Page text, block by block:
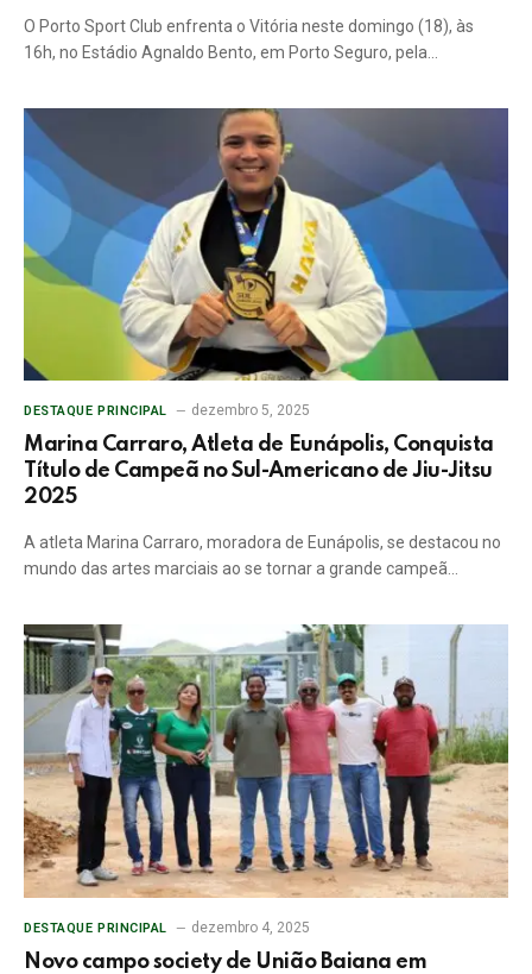
O Porto Sport Club enfrenta o Vitória neste domingo (18), às
16h, no Estádio Agnaldo Bento, em Porto Seguro, pela…
DESTAQUE PRINCIPAL dezembro 5, 2025
Marina Carraro, Atleta de Eunápolis, Conquista
Título de Campeã no Sul-Americano de Jiu-Jitsu
2025
A atleta Marina Carraro, moradora de Eunápolis, se destacou no
mundo das artes marciais ao se tornar a grande campeã…
DESTAQUE PRINCIPAL dezembro 4, 2025
Novo campo society de União Baiana em